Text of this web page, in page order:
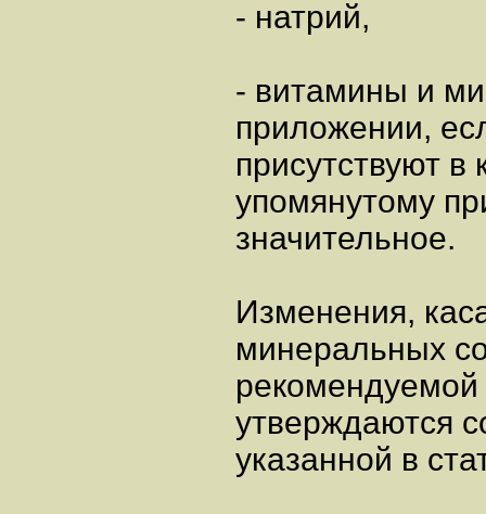
- натрий,
- витамины и
приложении,
присутствуют
упомянутому
значительное.
Изменения,
минеральных
утверждаются
указанной в